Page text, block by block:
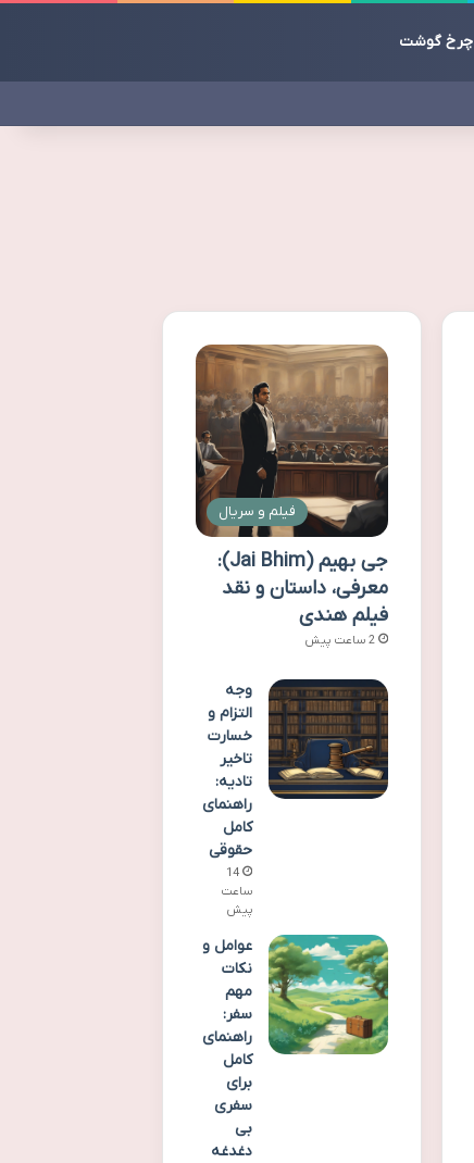
چرخ گوشت
فیلم و سریال
جی بهیم (Jai Bhim):
معرفی، داستان و نقد
فیلم هندی
2 ساعت پیش
وجه
التزام و
خسارت
تاخیر
تادیه:
راهنمای
کامل
حقوقی
14
ساعت
پیش
عوامل و
نکات
مهم
سفر:
راهنمای
کامل
برای
سفری
بی
دغدغه